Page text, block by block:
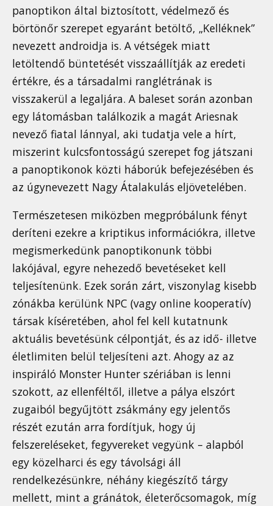
panoptikon által biztosított, védelmező és
börtönőr szerepet egyaránt betöltő, „Kelléknek”
nevezett androidja is. A vétségek miatt
letöltendő büntetését visszaállítják az eredeti
értékre, és a társadalmi ranglétrának is
visszakerül a legaljára. A baleset során azonban
egy látomásban találkozik a magát Ariesnak
nevező fiatal lánnyal, aki tudatja vele a hírt,
miszerint kulcsfontosságú szerepet fog játszani
a panoptikonok közti háborúk befejezésében és
az úgynevezett Nagy Átalakulás eljövetelében.
Természetesen miközben megpróbálunk fényt
deríteni ezekre a kriptikus információkra, illetve
megismerkedünk panoptikonunk többi
lakójával, egyre nehezedő bevetéseket kell
teljesítenünk. Ezek során zárt, viszonylag kisebb
zónákba kerülünk NPC (vagy online kooperatív)
társak kíséretében, ahol fel kell kutatnunk
aktuális bevetésünk célpontját, és az idő- illetve
életlimiten belül teljesíteni azt. Ahogy az az
inspiráló Monster Hunter szériában is lenni
szokott, az ellenféltől, illetve a pálya elszórt
zugaiból begyűjtött zsákmány egy jelentős
részét ezután arra fordítjuk, hogy új
felszereléseket, fegyvereket vegyünk – alapból
egy közelharci és egy távolsági áll
rendelkezésünkre, néhány kiegészítő tárgy
mellett, mint a gránátok, életerőcsomagok, míg